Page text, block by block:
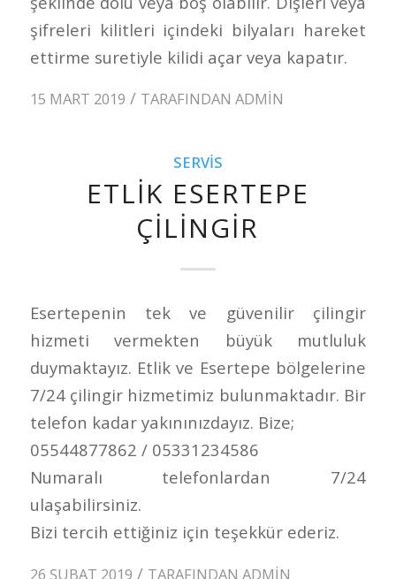
şifreleri kilitleri içindeki bilyaları hareket
ettirme suretiyle kilidi açar veya kapatır.
15 MART 2019 / TARAFINDAN ADMIN
SERVIS
ETLIK ESERTEPE
ÇILINGIR
Esertepenin tek ve güvenilir çilingir
hizmeti vermekten büyük mutluluk
duymaktayız. Etlik ve Esertepe bölgelerine
7/24 çilingir hizmetimiz bulunmaktadır. Bir
telefon kadar yakınınızdayız. Bize;
05544877862 / 05331234586
Numaralı telefonlardan 7/24
ulaşabilirsiniz.
Bizi tercih ettiğiniz için teşekkür ederiz.
26 ŞUBAT 2019 / TARAFINDAN ADMIN